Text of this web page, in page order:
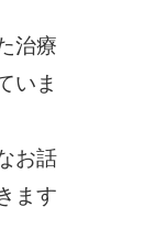
治療
いま
お話
ます